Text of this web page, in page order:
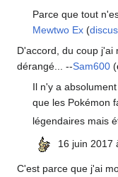
Parce que tout
Mewtwo Ex (
D'accord, du coup j'ai
dérangé... --Sam600 (
Il n'y a
que les Pokémon
légendaires mais
16 juin 2017
C'est parce que j'ai